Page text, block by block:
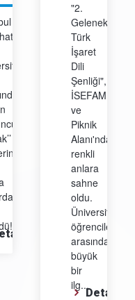
"2.
Geleneksel
Türk
İşaret
Dili
Şenliği",
İSEFAM
ve
Piknik
Alanı'nda
renkli
anlara
sahne
oldu.
Üniversite
öğrencileri
arasında
büyük
bir
ilg...
Detay